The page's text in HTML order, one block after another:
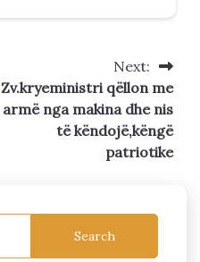
Next:
Zv.kryeministri qëllon me
armë nga makina dhe nis
të këndojë,këngë
patriotike
Search